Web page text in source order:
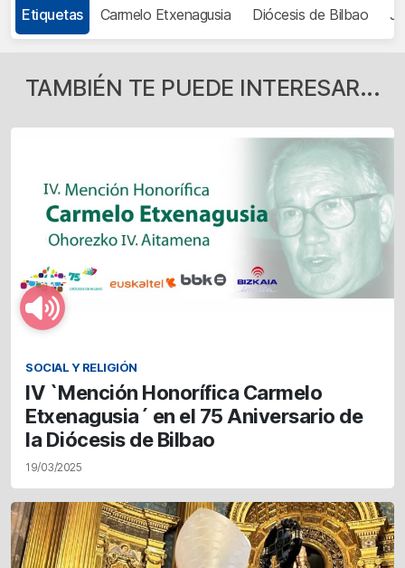
Etiquetas Carmelo Etxenagusia Diócesis de Bilbao
TAMBIÉN TE PUEDE INTERESAR...
SOCIAL Y RELIGIÓN
IV `Mención Honorífica Carmelo
Etxenagusia´ en el 75 Aniversario de
la Diócesis de Bilbao
19/03/2025